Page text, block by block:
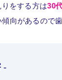
をする方は30
向があるので
-